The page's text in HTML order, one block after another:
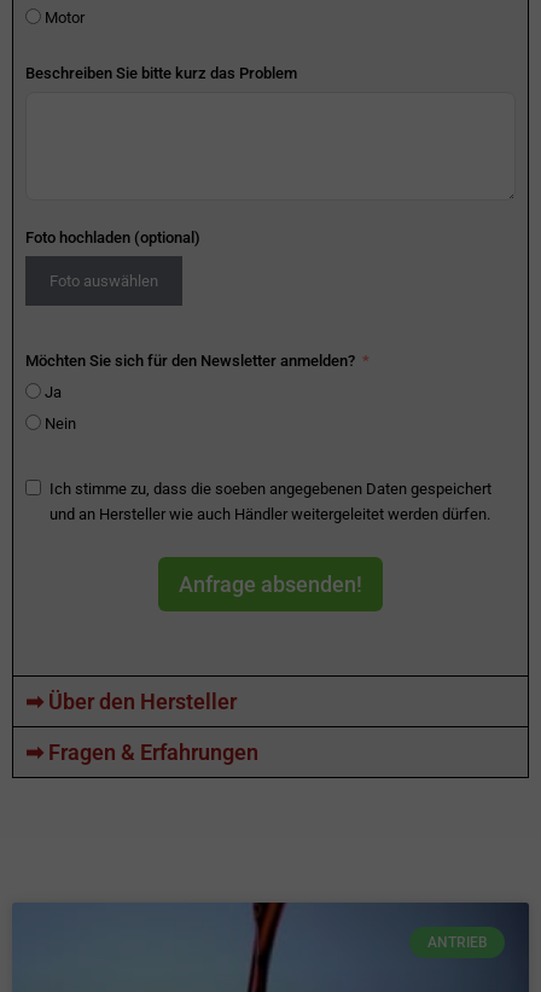
Motor
Beschreiben Sie bitte kurz das Problem
Foto hochladen (optional)
Foto auswählen
Möchten Sie sich für den Newsletter anmelden?
Ja
Nein
Ich stimme zu, dass die soeben angegebenen Daten gespeichert
und an Hersteller wie auch Händler weitergeleitet werden dürfen.
Anfrage absenden!
➡ Über den Hersteller
➡ Fragen & Erfahrungen
ANTRIEB